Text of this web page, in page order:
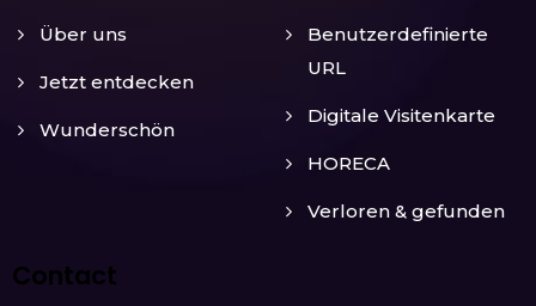
Über uns
Jetzt entdecken
Wunderschön
Benutzerdefinierte
URL
Digitale Visitenkarte
HORECA
Verloren & gefunden
Contact